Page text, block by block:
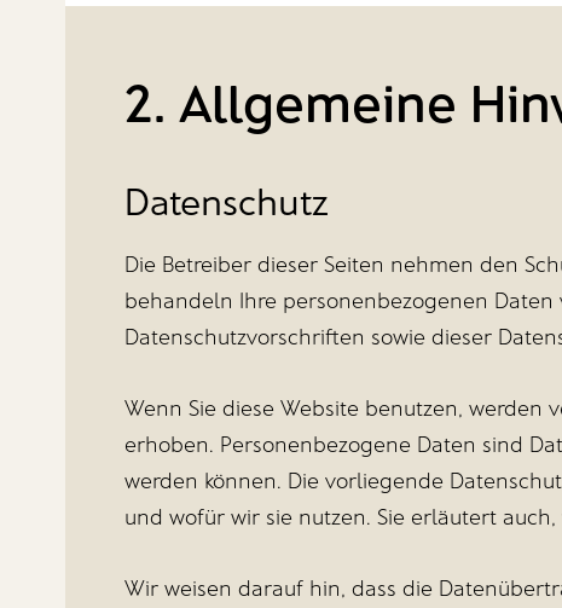
2. Allgemeine
Datenschutz
Die Betreiber dieser Seiten nehmen den
behandeln Ihre personenbezogenen
Datenschutzvorschriften sowie dieser
Wenn Sie diese Website benutzen, werden
erhoben. Personenbezogene Daten sind
werden können. Die vorliegende
und wofür wir sie nutzen. Sie erläutert
Wir weisen darauf hin, dass die